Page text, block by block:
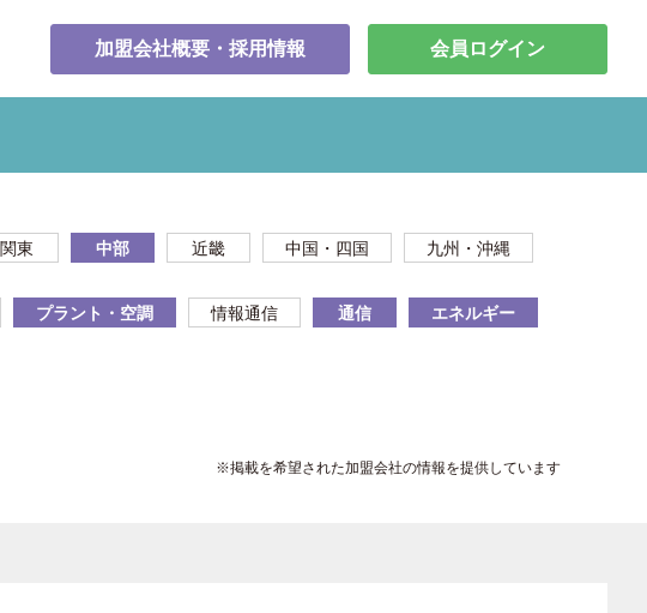
加盟会社概要・採用情報 会員ログイン
関東 中部 近畿 中国・四国 九州・沖縄
プラント・空調 情報通信 通信 エネルギー
※掲載を希望された加盟会社の情報を提供しています